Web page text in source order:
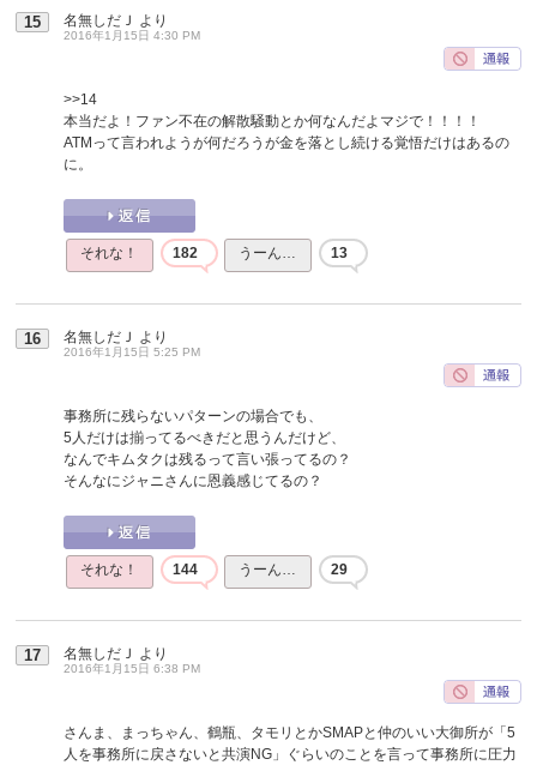
15 名無しだＪ より
2016年1月15日 4:30 PM
>>14
本当だよ！ファン不在の解散騒動とか何なんだよマジで！！！！
ATMって言われようが何だろうが金を落とし続ける覚悟だけはあるの
に。
それな！ 182 うーん… 13
16 名無しだＪ より
2016年1月15日 5:25 PM
事務所に残らないパターンの場合でも、
5人だけは揃ってるべきだと思うんだけど、
なんでキムタクは残るって言い張ってるの？
そんなにジャニさんに恩義感じてるの？
それな！ 144 うーん… 29
17 名無しだＪ より
2016年1月15日 6:38 PM
さんま、まっちゃん、鶴瓶、タモリとかSMAPと仲のいい大御所が「5
人を事務所に戻さないと共演NG」ぐらいのことを言って事務所に圧力